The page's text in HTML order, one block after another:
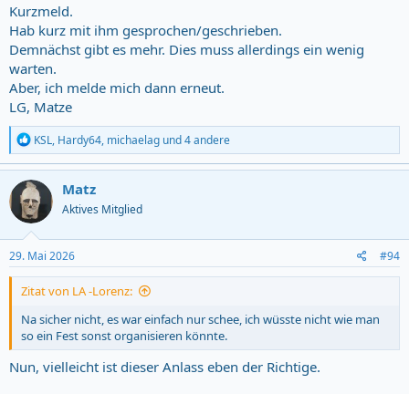
Kurzmeld.
Hab kurz mit ihm gesprochen/geschrieben.
Demnächst gibt es mehr. Dies muss allerdings ein wenig
warten.
Aber, ich melde mich dann erneut.
LG, Matze
R
e
a
c
t
i
o
n
s
:
KSL, Hardy64, michaelag und 4 andere
Matz
Aktives Mitglied
29. Mai 2026 #94
Zitat von LA -Lorenz:
Na sicher nicht, es war einfach nur schee, ich wüsste nicht wie man
so ein Fest sonst organisieren könnte.
Nun, vielleicht ist dieser Anlass eben der Richtige.